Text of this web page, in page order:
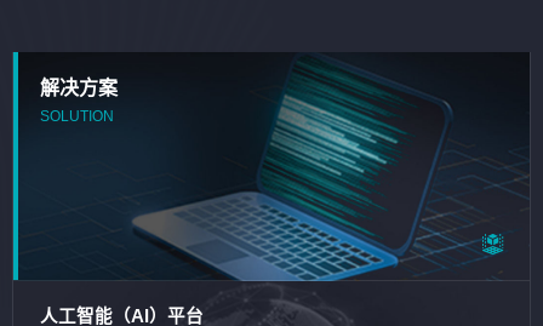
解决方案
SOLUTION
人工智能（AI）平台